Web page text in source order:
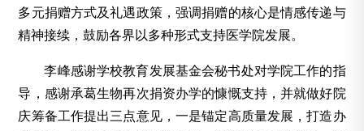
多元捐赠方式及礼遇政策，强调捐赠的核心是情感传递与
精神接续，鼓励各界以多种形式支持医学院发展。
李峰感谢学校教育发展基金会秘书处对学院工作的指
导，感谢承葛生物再次捐资办学的慷慨支持，并就做好院
庆筹备工作提出三点意见，一是锚定高质量发展，打造办